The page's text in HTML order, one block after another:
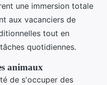
une immersion totale
aux vacanciers de
tout en
quotidiennes.
animaux
de s'occuper des